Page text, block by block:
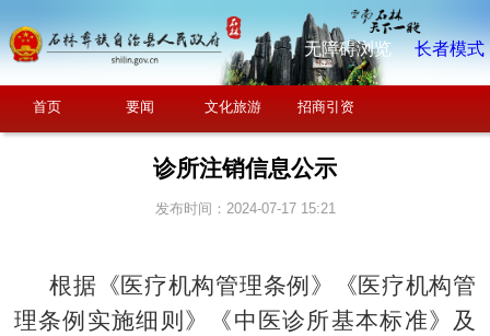
无障碍浏览 长者模式
首页 要闻 文化旅游 招商引资
诊所注销信息公示
发布时间：2024-07-17 15:21
根据《医疗机构管理条例》《医疗机构管
理条例实施细则》《中医诊所基本标准》及